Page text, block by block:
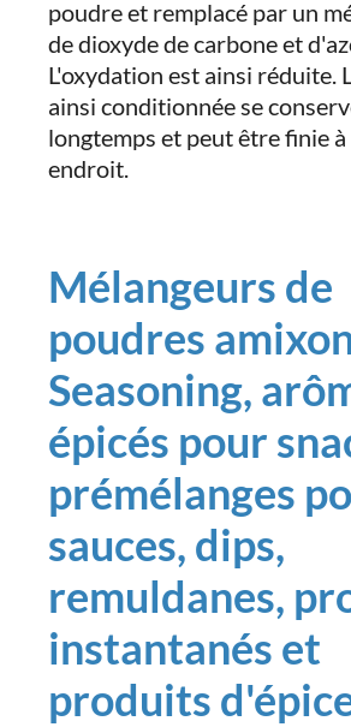
poudre et remplacé par un
de dioxyde de carbone et
L'oxydation est ainsi réduite.
ainsi conditionnée se
longtemps et peut être finie
endroit.
Mélangeurs de
poudres
Seasoning,
épicés pour
prémélanges
sauces, dips,
remuldanes,
instantanés et
produits